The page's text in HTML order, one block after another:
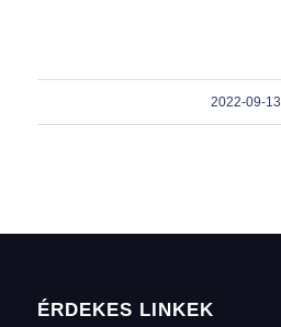
2022-09-13
ÉRDEKES LINKEK